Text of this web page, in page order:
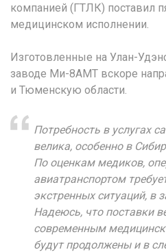
компанией (ГТЛК) поставил
медицинском исполнении.
Изготовленные на Улан-
заводе Ми-8АМТ вскоре
и Тюменскую области.
Потребность в услугах
велика, особенно в
По оценкам медиков,
авиатранспортом
экстренных ситуаций, в
Надеюсь, что поставки
современным
будут продолжены и в